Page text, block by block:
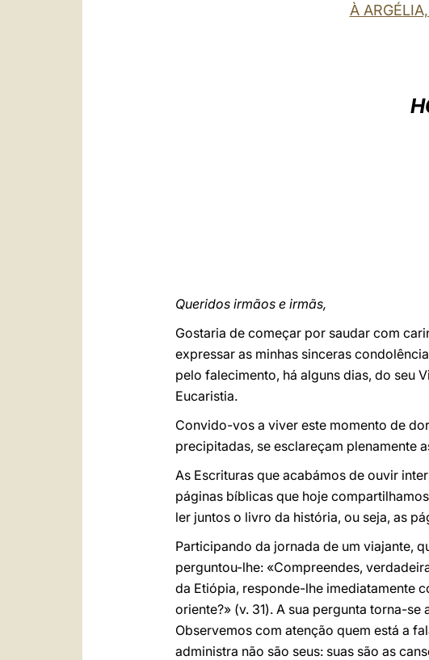
À
Queridos irmãos e irmãs,
Gostaria de começar por saudar com
expressar as minhas sinceras
pelo falecimento, há alguns dias, do seu
Eucaristia.
Convido-vos a viver este momento de
precipitadas, se esclareçam plenamente
As Escrituras que acabámos de ouvir
páginas bíblicas que hoje
ler juntos o livro da história, ou seja, as
Participando da jornada de um viajante,
perguntou-lhe: «Compreendes,
da Etiópia, responde-lhe imediatamente
oriente?» (v. 31). A sua pergunta torna-
Observemos com atenção quem está a
administra não são seus: suas são as